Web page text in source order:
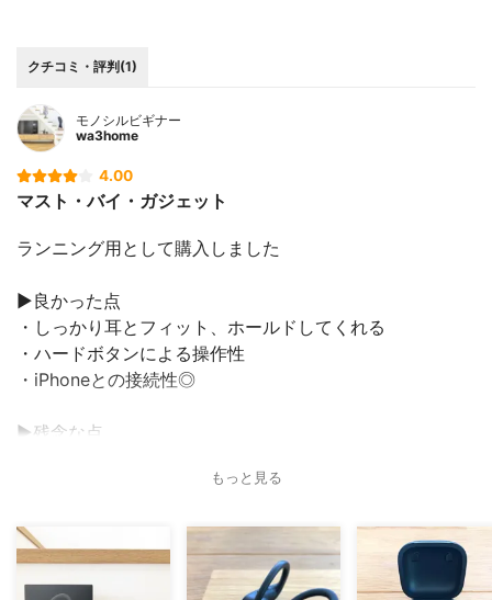
クチコミ・評判(1)
モノシルビギナー
wa3home
4.00
マスト・バイ・ガジェット
ランニング用として購入しました
▶︎良かった点
・しっかり耳とフィット、ホールドしてくれる
・ハードボタンによる操作性
・iPhoneとの接続性◎
▶︎残念な点
・専用ケースカバーが少ないもっと見る